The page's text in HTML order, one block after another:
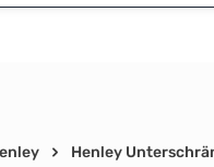
Henley